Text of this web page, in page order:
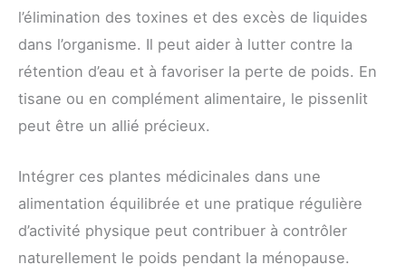
l’élimination des toxines et des excès de liquides
dans l’organisme. Il peut aider à lutter contre la
rétention d’eau et à favoriser la perte de poids. En
tisane ou en complément alimentaire, le pissenlit
peut être un allié précieux.
Intégrer ces plantes médicinales dans une
alimentation équilibrée et une pratique régulière
d’activité physique peut contribuer à contrôler
naturellement le poids pendant la ménopause.